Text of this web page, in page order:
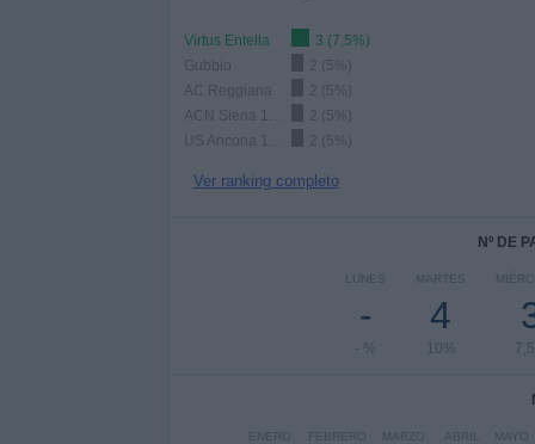
Virtus Entella
3 (7,5%)
Gubbio
2 (5%)
AC Reggiana
2 (5%)
2 (5%)
2 (5%)
Ver ranking completo
Nº DE
LUNES
-
- %
MARTES
4
10%
ENERO FEBRERO MARZO ABRIL MAYO